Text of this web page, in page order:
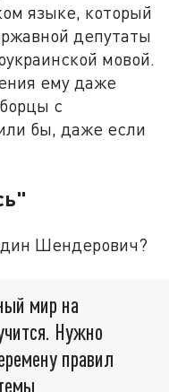
языке, который
депутаты
мовой.
ему даже
с
бы, даже если
Шендерович?
мир на
Нужно
правил